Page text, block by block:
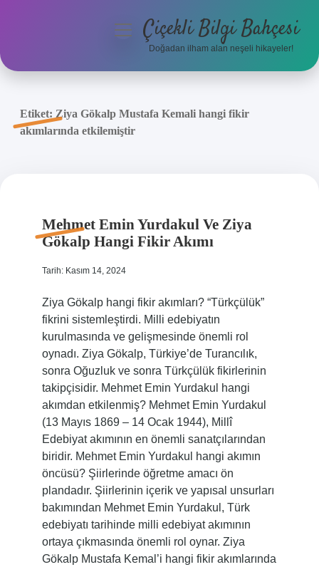
Anasayfa
Yasal Uyarı
menüyüÇiçekli Bilgi Bahçesi
Doğadan ilham alan neşeli hikayeler!
Etiket: Ziya Gökalp Mustafa Kemali hangi fikir
akımlarında etkilemiştir
Mehmet Emin Yurdakul Ve Ziya
Gökalp Hangi Fikir Akımı
Tarih: Kasım 14, 2024
Ziya Gökalp hangi fikir akımları? “Türkçülük”
fikrini sistemleştirdi. Milli edebiyatın
kurulmasında ve gelişmesinde önemli rol
oynadı. Ziya Gökalp, Türkiye’de Turancılık,
sonra Oğuzluk ve sonra Türkçülük fikirlerinin
takipçisidir. Mehmet Emin Yurdakul hangi
akımdan etkilenmiş? Mehmet Emin Yurdakul
(13 Mayıs 1869 – 14 Ocak 1944), Millî
Edebiyat akımının en önemli sanatçılarından
biridir. Mehmet Emin Yurdakul hangi akımın
öncüsü? Şiirlerinde öğretme amacı ön
plandadır. Şiirlerinin içerik ve yapısal unsurları
bakımından Mehmet Emin Yurdakul, Türk
edebiyatı tarihinde milli edebiyat akımının
ortaya çıkmasında önemli rol oynar. Ziya
Gökalp Mustafa Kemal’i hangi fikir akımlarında